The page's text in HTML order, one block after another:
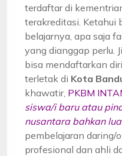
terdaftar di
terakreditasi. Ketahui
belajarnya, apa saja
yang dianggap perlu.
bisa mendaftarkan
terletak di Kota
khawatir, PKBM
siswa/i baru atau
nusantara bahkan
pembelajaran daring/
profesional dan ahli